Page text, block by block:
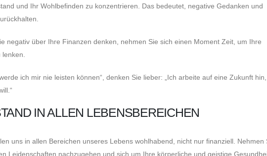
und Ihr Wohlbefinden zu konzentrieren. Das bedeutet, negative Gedanken und
negativ über Ihre Finanzen denken, nehmen Sie sich einen Moment Zeit, um Ihre
ich mir nie leisten können“, denken Sie lieber: „Ich arbeite auf eine Zukunft
IN ALLEN LEBENSBEREICHEN
uns in allen Bereichen unseres Lebens wohlhabend, nicht nur finanziell. Nehmen
Leidenschaften nachzugehen und sich um Ihre körperliche und geistige